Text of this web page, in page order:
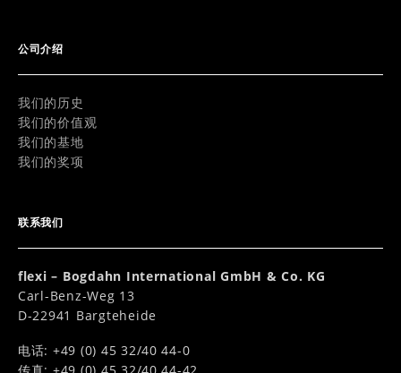
公司介绍
我们的历史
我们的价值观
我们的基地
我们的奖项
联系我们
flexi – Bogdahn International GmbH & Co. KG
Carl-Benz-Weg 13
D-22941 Bargteheide
电话: +49 (0) 45 32/40 44-0